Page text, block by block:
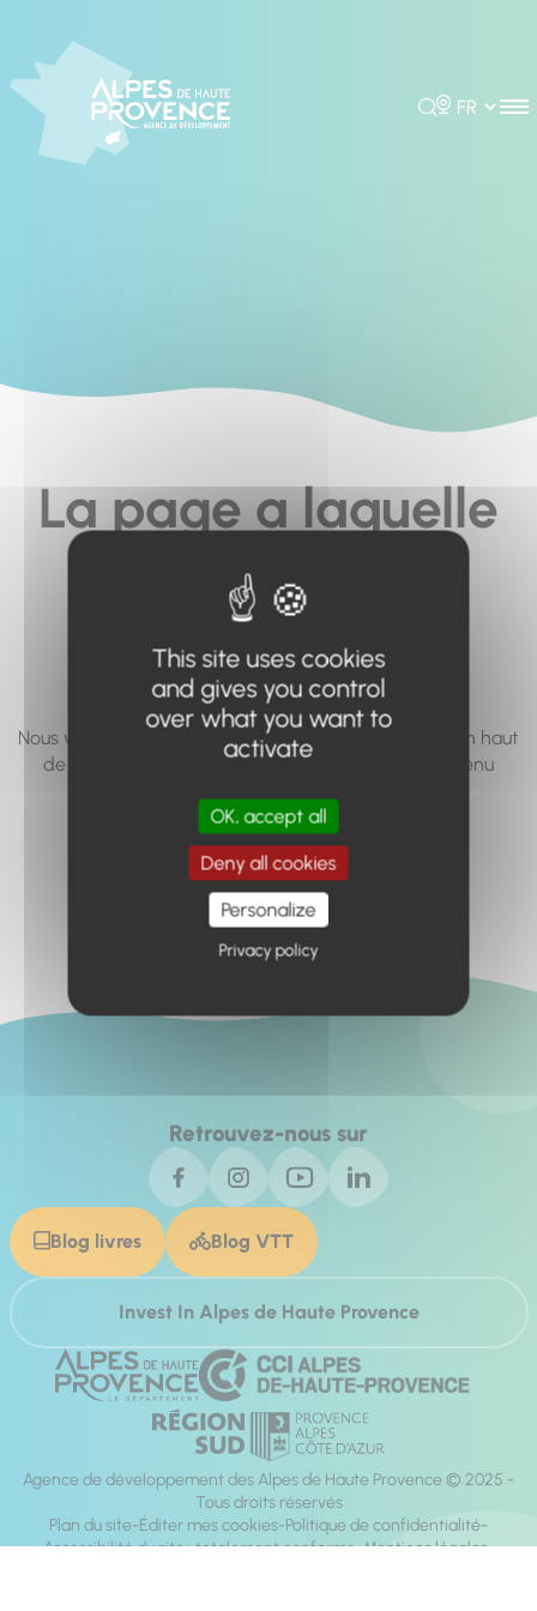
Rechercher
Choisir la
La page a laquelle
vous cherchez à
accéder n'existe
pas... ou plus.
Nous vous invitons à utiliser le moteur de recherche en haut
de page, ou à utiliser le menu pour trouver le contenu
Retour à l'accueil
Retrouvez-nous sur
Blog livres Blog VTT
Invest In Alpes de Haute Provence
Agence de développement des Alpes de Haute Provence © 2025 -
Tous droits réservés
Plan du site Éditer mes cookies Politique de confidentialité
Accessibilité du site : totalement conforme Mentions légales
This site uses cookies
and gives you control
over what you want to
activate
OK, accept all
Deny all cookies
Personalize
Privacy policy